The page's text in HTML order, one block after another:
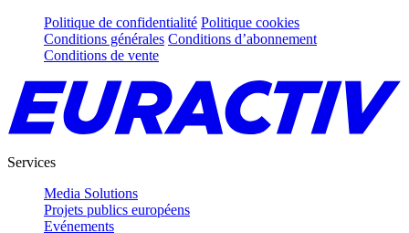
Politique de confidentialité Politique cookies
Conditions générales Conditions d’abonnement
Conditions de vente
Services
Media Solutions
Projets publics européens
Evénements